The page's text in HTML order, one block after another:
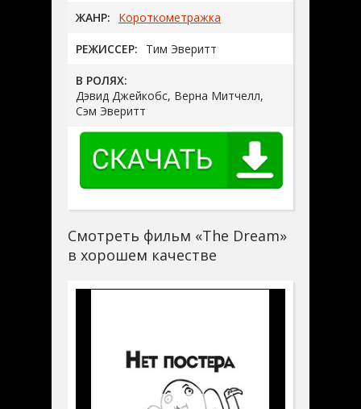
ЖАНР: Короткометражка
РЕЖИССЕР: Тим Эверитт
В РОЛЯХ:
Дэвид Джейкобс, Верна Митчелл,
Сэм Эверитт
Смотреть фильм «The Dream»
в хорошем качестве